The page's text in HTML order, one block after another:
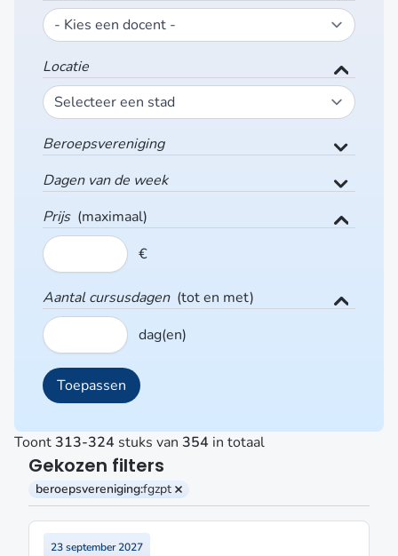
Locatie
Beroepsvereniging
Dagen van de week
Prijs(maximaal)
€
Aantal cursusdagen(tot en met)
dag(en)
Toont313-324 stuks van 354 in totaal
Gekozen filters
beroepsvereniging:fgzpt Verwijder filter
23 september 2027